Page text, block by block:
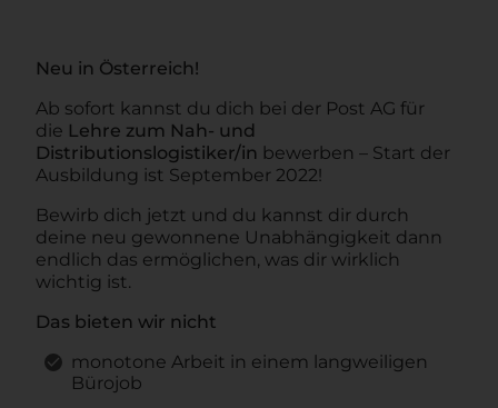
Neu in Österreich!
Ab sofort kannst du dich bei der Post AG für
die Lehre zum Nah- und
Distributionslogistiker/in bewerben – Start der
Ausbildung ist September 2022!
Bewirb dich jetzt und du kannst dir durch
deine neu gewonnene Unabhängigkeit dann
endlich das ermöglichen, was dir wirklich
wichtig ist.
Das bieten wir nicht
monotone Arbeit in einem langweiligen
Bürojob